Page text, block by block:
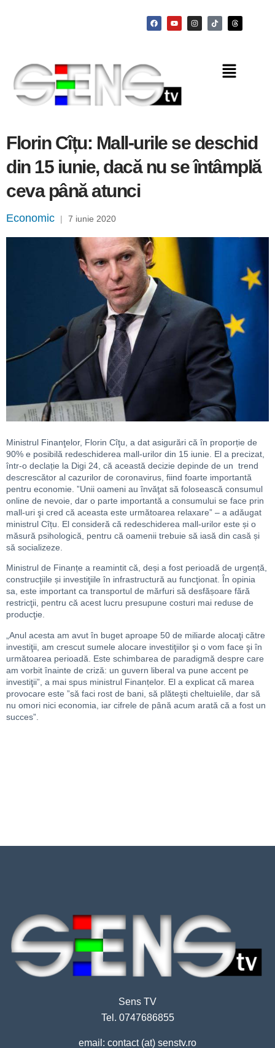
Florin Cîțu: Mall-urile se deschid
din 15 iunie, dacă nu se întâmplă
ceva până atunci
Economic | 7 iunie 2020
Ministrul Finanţelor, Florin Cîţu, a dat asigurări că în proporție de
90% e posibilă redeschiderea mall-urilor din 15 iunie. El a precizat,
într-o declație la Digi 24, că această decizie depinde de un trend
descrescător al cazurilor de coronavirus, fiind foarte importantă
pentru economie. ”Unii oameni au învăţat să folosească consumul
online de nevoie, dar o parte importantă a consumului se face prin
mall-uri şi cred că aceasta este următoarea relaxare” – a adăugat
ministrul Cîțu. El consideră că redeschiderea mall-urilor este și o
măsură psihologică, pentru că oamenii trebuie să iasă din casă și
să socializeze.
Ministrul de Finanțe a reamintit că, deși a fost perioadă de urgență,
construcţiile și investiţiile în infrastructură au funcţionat. În opinia
sa, este important ca transportul de mărfuri să desfășoare fără
restricţii, pentru că acest lucru presupune costuri mai reduse de
producţie.
„Anul acesta am avut în buget aproape 50 de miliarde alocaţi către
investiţii, am crescut sumele alocare investiţiilor şi o vom face şi în
următoarea perioadă. Este schimbarea de paradigmă despre care
am vorbit înainte de criză: un guvern liberal va pune accent pe
investiţii”, a mai spus ministrul Finanțelor. El a explicat că marea
provocare este ”să faci rost de bani, să plăteşti cheltuielile, dar să
nu omori nici economia, iar cifrele de până acum arată că a fost un
succes”.
Sens TV
Tel. 0747686855
email: contact (at) senstv.ro